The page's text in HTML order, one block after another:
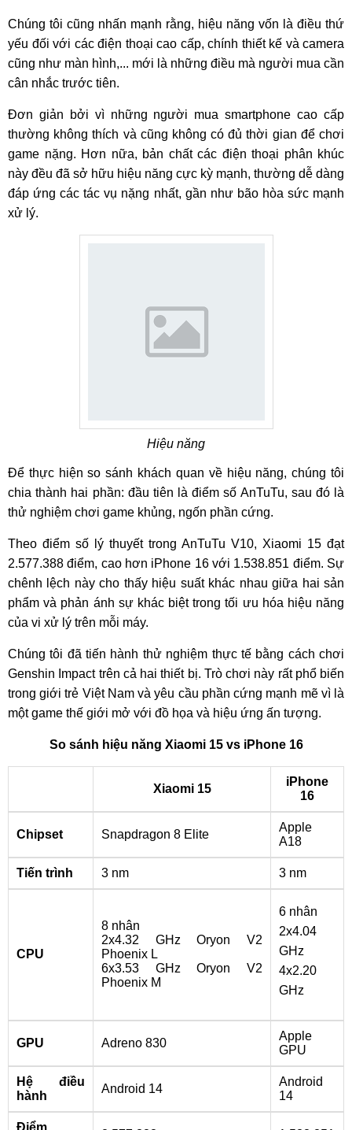
Chúng tôi cũng nhấn mạnh rằng, hiệu năng vốn là điều thứ
yếu đối với các điện thoại cao cấp, chính thiết kế và camera
cũng như màn hình,... mới là những điều mà người mua cần
cân nhắc trước tiên.
Đơn giản bởi vì những người mua smartphone cao cấp
thường không thích và cũng không có đủ thời gian để chơi
game nặng. Hơn nữa, bản chất các điện thoại phân khúc
này đều đã sở hữu hiệu năng cực kỳ mạnh, thường dễ dàng
đáp ứng các tác vụ nặng nhất, gần như bão hòa sức mạnh
xử lý.
Hiệu năng
Để thực hiện so sánh khách quan về hiệu năng, chúng tôi
chia thành hai phần: đầu tiên là điểm số AnTuTu, sau đó là
thử nghiệm chơi game khủng, ngốn phần cứng.
Theo điểm số lý thuyết trong AnTuTu V10, Xiaomi 15 đạt
2.577.388 điểm, cao hơn iPhone 16 với 1.538.851 điểm. Sự
chênh lệch này cho thấy hiệu suất khác nhau giữa hai sản
phẩm và phản ánh sự khác biệt trong tối ưu hóa hiệu năng
của vi xử lý trên mỗi máy.
Chúng tôi đã tiến hành thử nghiệm thực tế bằng cách chơi
Genshin Impact trên cả hai thiết bị. Trò chơi này rất phổ biến
trong giới trẻ Việt Nam và yêu cầu phần cứng mạnh mẽ vì là
một game thế giới mở với đồ họa và hiệu ứng ấn tượng.
So sánh hiệu năng Xiaomi 15 vs iPhone 16
Xiaomi 15
iPhone
16
Chipset Snapdragon 8 Elite
Apple
A18
Tiến trình 3 nm 3 nm
CPU
8 nhân
2x4.32 GHz Oryon V2
Phoenix L
6x3.53 GHz Oryon V2
Phoenix M
6 nhân
2x4.04
GHz
4x2.20
GHz
GPU Adreno 830
Apple
GPU
Hệ điều
hành
Android 14
Android
14
Điểm